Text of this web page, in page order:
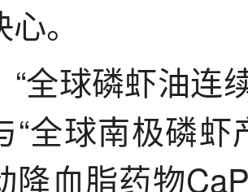
。
“全球磷虾油连
“全球南极磷
降血脂药物